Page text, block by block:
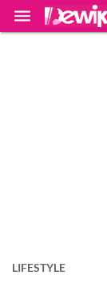

LIFESTYLE